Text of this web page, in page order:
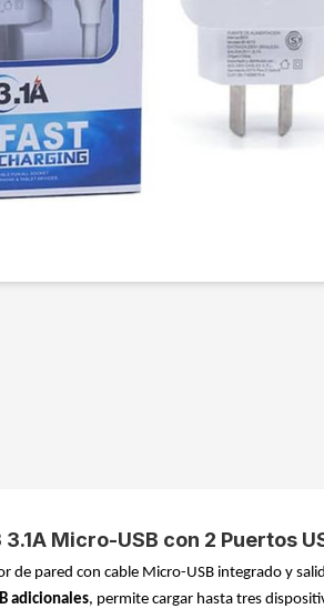
Micro-USB con 2 Puertos
de pared con cable Micro-USB integrado y
adicionales, permite cargar hasta tres